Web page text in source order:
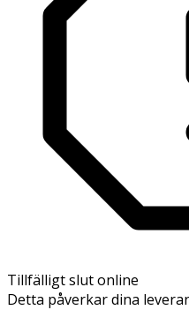
Tillfälligt slut online
Detta påverkar dina